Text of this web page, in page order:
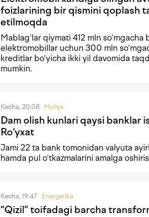
foizlarining bir qismini qoplash
etilmoqda
Mablag‘lar qiymati 412 mln so‘mgacha
elektromobillar uchun 300 mln
kreditlar bo‘yicha ikki yil davomida
mumkin.
Kecha, 20:08 Moliya
Dam olish kunlari qaysi banklar
Ro‘yxat
Jami 22 ta bank tomonidan valyuta
hamda pul o‘tkazmalarini amalga
Kecha, 19:47 Energetika
“Qizil” toifadagi barcha